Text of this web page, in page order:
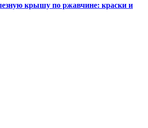
крышу по ржавчине: краски и